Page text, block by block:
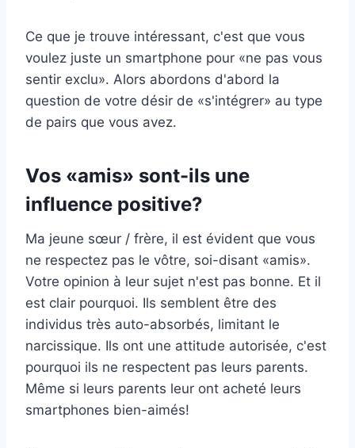
Ce que je trouve intéressant, c'est que vous
voulez juste un smartphone pour «ne pas vous
sentir exclu». Alors abordons d'abord la
question de votre désir de «s'intégrer» au type
de pairs que vous avez.
Vos «amis» sont-ils une
influence positive?
Ma jeune sœur / frère, il est évident que vous
ne respectez pas le vôtre, soi-disant «amis».
Votre opinion à leur sujet n'est pas bonne. Et il
est clair pourquoi. Ils semblent être des
individus très auto-absorbés, limitant le
narcissique. Ils ont une attitude autorisée, c'est
pourquoi ils ne respectent pas leurs parents.
Même si leurs parents leur ont acheté leurs
smartphones bien-aimés!